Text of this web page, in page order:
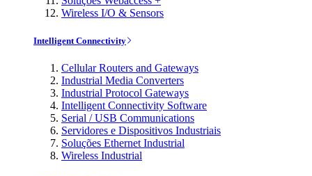
Wireless I/O & Sensors
Intelligent Connectivity
Cellular Routers and Gateways
Industrial Media Converters
Industrial Protocol Gateways
Intelligent Connectivity Software
Serial / USB Communications
Servidores e Dispositivos Industriais
Soluções Ethernet Industrial
Wireless Industrial